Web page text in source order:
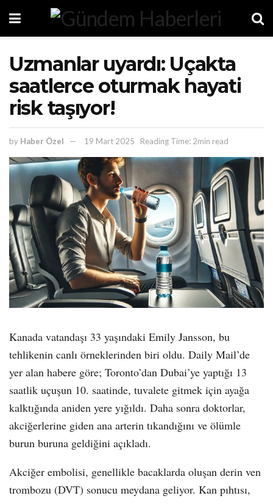
Uzmanlar uyardı: Uçakta
saatlerce oturmak hayati
risk taşıyor!
by Haber Özel 19 Mart 2025 Reading Time: 2min read
Kanada vatandaşı 33 yaşındaki Emily Jansson, bu
tehlikenin canlı örneklerinden biri oldu. Daily Mail’de
yer alan habere göre; Toronto’dan Dubai’ye yaptığı 13
saatlik uçuşun 10. saatinde, tuvalete gitmek için ayağa
kalktığında aniden yere yığıldı. Daha sonra doktorlar,
akciğerlerine giden ana arterin tıkandığını ve ölümle
burun buruna geldiğini açıkladı.
Akciğer embolisi, genellikle bacaklarda oluşan derin ven
trombozu (DVT) sonucu meydana geliyor. Kan pıhtısı,